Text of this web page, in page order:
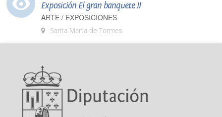
Exposición El gran banquete II
ARTE / EXPOSICIONES
Santa Marta de Tormes